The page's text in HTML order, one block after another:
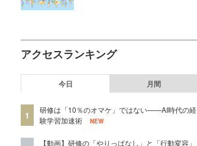
アクセスランキング
今日 月間
1
研修は「10％のオマケ」ではない——AI時代の経
験学習加速術
NEW
【動画】研修の「やりっぱなし」と「行動変容」